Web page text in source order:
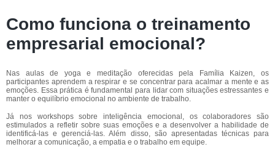
Como funciona o treinamento
empresarial emocional?
Nas aulas de yoga e meditação oferecidas pela Família Kaizen, os
participantes aprendem a respirar e se concentrar para acalmar a mente e as
emoções. Essa prática é fundamental para lidar com situações estressantes e
manter o equilíbrio emocional no ambiente de trabalho.
Já nos workshops sobre inteligência emocional, os colaboradores são
estimulados a refletir sobre suas emoções e a desenvolver a habilidade de
identificá-las e gerenciá-las. Além disso, são apresentadas técnicas para
melhorar a comunicação, a empatia e o trabalho em equipe.